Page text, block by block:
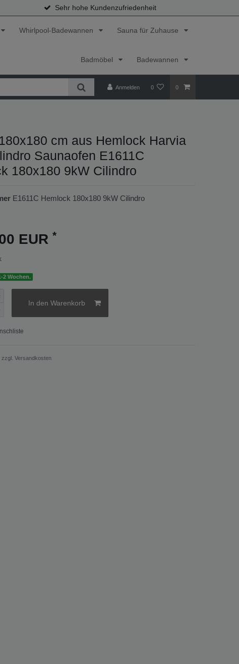
Sehr hohe Kundenzufriedenheit
Whirlpool-Badewannen Sauna für Zuhause
Badmöbel Badewannen
Anmelden 0 0
cm aus Hemlock Harvia
Saunaofen E1611C
180x180 9kW Cilindro
E1611C Hemlock 180x180 9kW Cilindro
EUR *
2 Wochen.
In den Warenkorb
Versandkosten